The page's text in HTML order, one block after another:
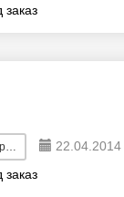
22.04.2014